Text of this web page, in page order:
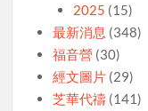
2025 (15)
最新消息 (348)
福音營 (30)
經文圖片 (29)
芝華代禱 (141)